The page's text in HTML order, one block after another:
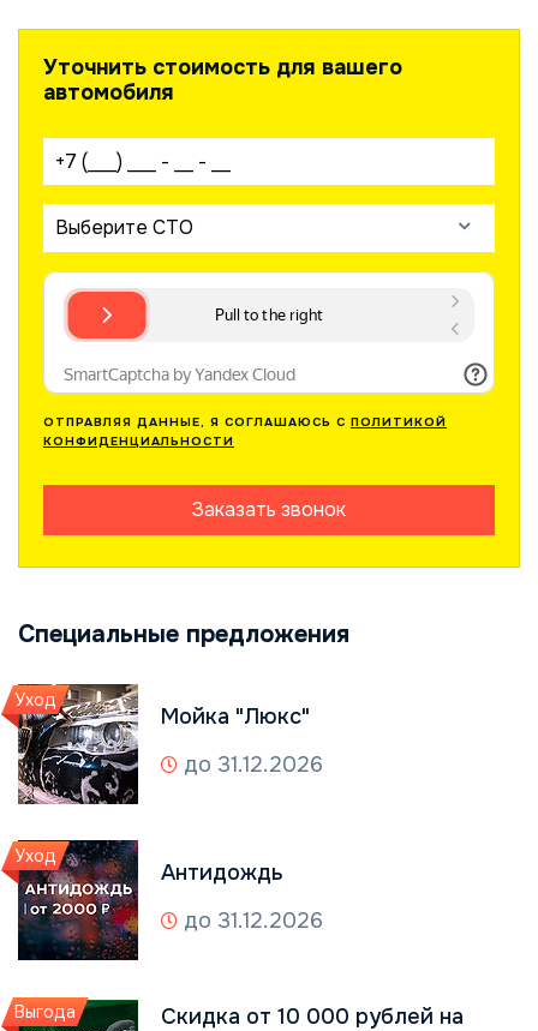
Уточнить стоимость для вашего
автомобиля
Ваш телефон:
Выберите СТО
ОТПРАВЛЯЯ ДАННЫЕ, Я СОГЛАШАЮСЬ С ПОЛИТИКОЙ
КОНФИДЕНЦИАЛЬНОСТИ
Заказать звонок
Специальные предложения
Уход
Мойка "Люкс"
до 31.12.2026
Уход
Антидождь
до 31.12.2026
Выгода
Скидка от 10 000 рублей на